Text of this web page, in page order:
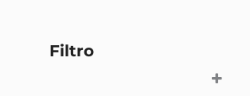
Filtro